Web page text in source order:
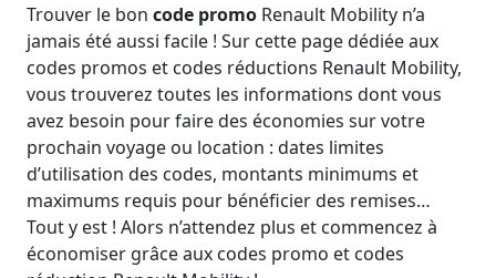
Trouver le bon code promo Renault Mobility n’a
jamais été aussi facile ! Sur cette page dédiée aux
codes promos et codes réductions Renault Mobility,
vous trouverez toutes les informations dont vous
avez besoin pour faire des économies sur votre
prochain voyage ou location : dates limites
d’utilisation des codes, montants minimums et
maximums requis pour bénéficier des remises…
Tout y est ! Alors n’attendez plus et commencez à
économiser grâce aux codes promo et codes